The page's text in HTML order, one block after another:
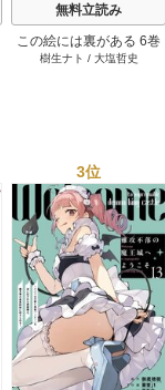
無料立読み
この絵には裏がある 6巻
樹生ナト / 大塩哲史
3位